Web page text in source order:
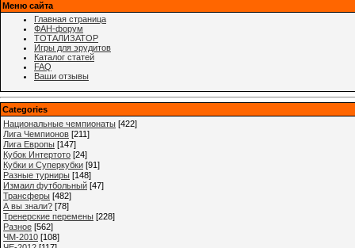
Меню сайта
Главная страница
ФАН-форум
ТОТАЛИЗАТОР
Игры для эрудитов
Каталог статей
FAQ
Ваши отзывы
Categories
Национальные чемпионаты [422]
Лига Чемпионов [211]
Лига Европы [147]
Кубок Интертото [24]
Кубки и Суперкубки [91]
Разные турниры [148]
Измаил футбольный [47]
Трансферы [482]
А вы знали? [78]
Тренерские перемены [228]
Разное [562]
ЧМ-2010 [108]